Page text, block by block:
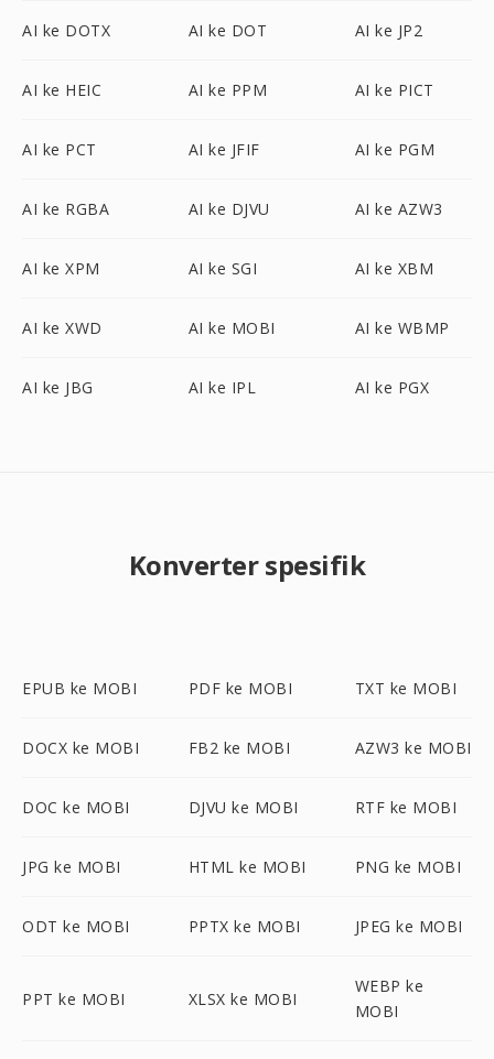
AI ke DOTX AI ke DOT AI ke JP2
AI ke HEIC AI ke PPM AI ke PICT
AI ke PCT AI ke JFIF AI ke PGM
AI ke RGBA AI ke DJVU AI ke AZW3
AI ke XPM AI ke SGI AI ke XBM
AI ke XWD AI ke MOBI AI ke WBMP
AI ke JBG AI ke IPL AI ke PGX
Konverter spesifik
EPUB ke MOBI PDF ke MOBI TXT ke MOBI
DOCX ke MOBI FB2 ke MOBI AZW3 ke MOBI
DOC ke MOBI DJVU ke MOBI RTF ke MOBI
JPG ke MOBI HTML ke MOBI PNG ke MOBI
ODT ke MOBI PPTX ke MOBI JPEG ke MOBI
PPT ke MOBI XLSX ke MOBI
WEBP ke
MOBI